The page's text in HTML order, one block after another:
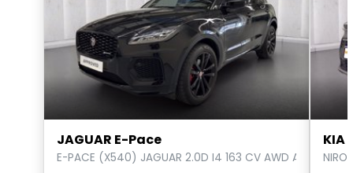
Parabrezza anteriore
Pedaliera in metallo lucidato
Pivi pro (connected)
Poggiatesta anteriori passivi con prevenzione del colpo di
JAGUAR E-Pace
E-PACE (X540) JAGUAR 2.0D I4 163 CV AWD AUTO R-
KIA
NIRO